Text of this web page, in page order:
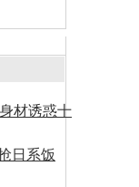
材诱惑十
日系饭